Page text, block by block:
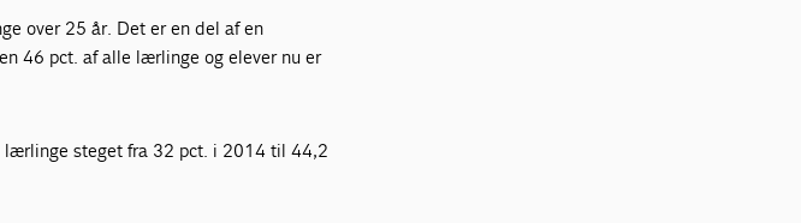
over 25 år. Det er en del af en
46 pct. af alle lærlinge og elever nu er
lærlinge steget fra 32 pct. i 2014 til 44,2